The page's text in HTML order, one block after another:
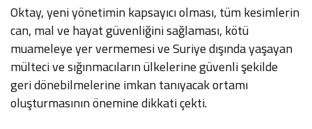
Oktay, yeni yönetimin kapsayıcı olması, tüm kesimlerin
can, mal ve hayat güvenliğini sağlaması, kötü
muameleye yer vermemesi ve Suriye dışında yaşayan
mülteci ve sığınmacıların ülkelerine güvenli şekilde
geri dönebilmelerine imkan tanıyacak ortamı
oluşturmasının önemine dikkati çekti.